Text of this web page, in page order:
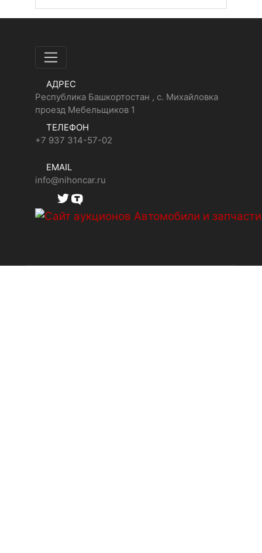
АДРЕС
Республика Башкортостан , с. Михайловка
проезд Мебельщиков 1
ТЕЛЕФОН
+7 937 314-57-02
EMAIL
info@nihoncar.ru